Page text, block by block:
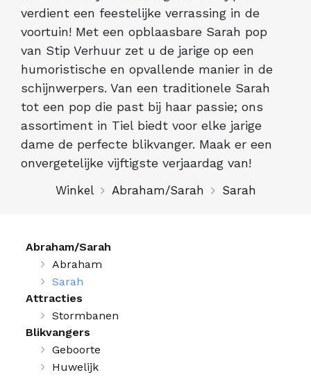
verdient een feestelijke verrassing in de
voortuin! Met een opblaasbare Sarah pop
van Stip Verhuur zet u de jarige op een
humoristische en opvallende manier in de
schijnwerpers. Van een traditionele Sarah
tot een pop die past bij haar passie; ons
assortiment in Tiel biedt voor elke jarige
dame de perfecte blikvanger. Maak er een
onvergetelijke vijftigste verjaardag van!
Winkel Abraham/Sarah Sarah
Abraham/Sarah
Abraham
Sarah
Attracties
Stormbanen
Blikvangers
Geboorte
Huwelijk